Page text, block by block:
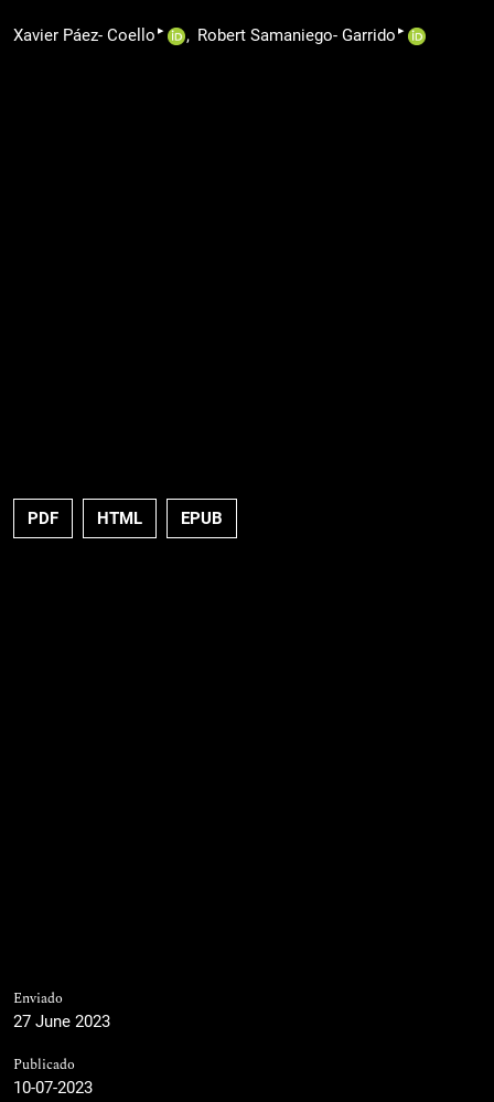
Xavier Páez- Coello ▸ Robert Samaniego- Garrido ▸
PDF HTML EPUB
Enviado
27 June 2023
Publicado
10-07-2023